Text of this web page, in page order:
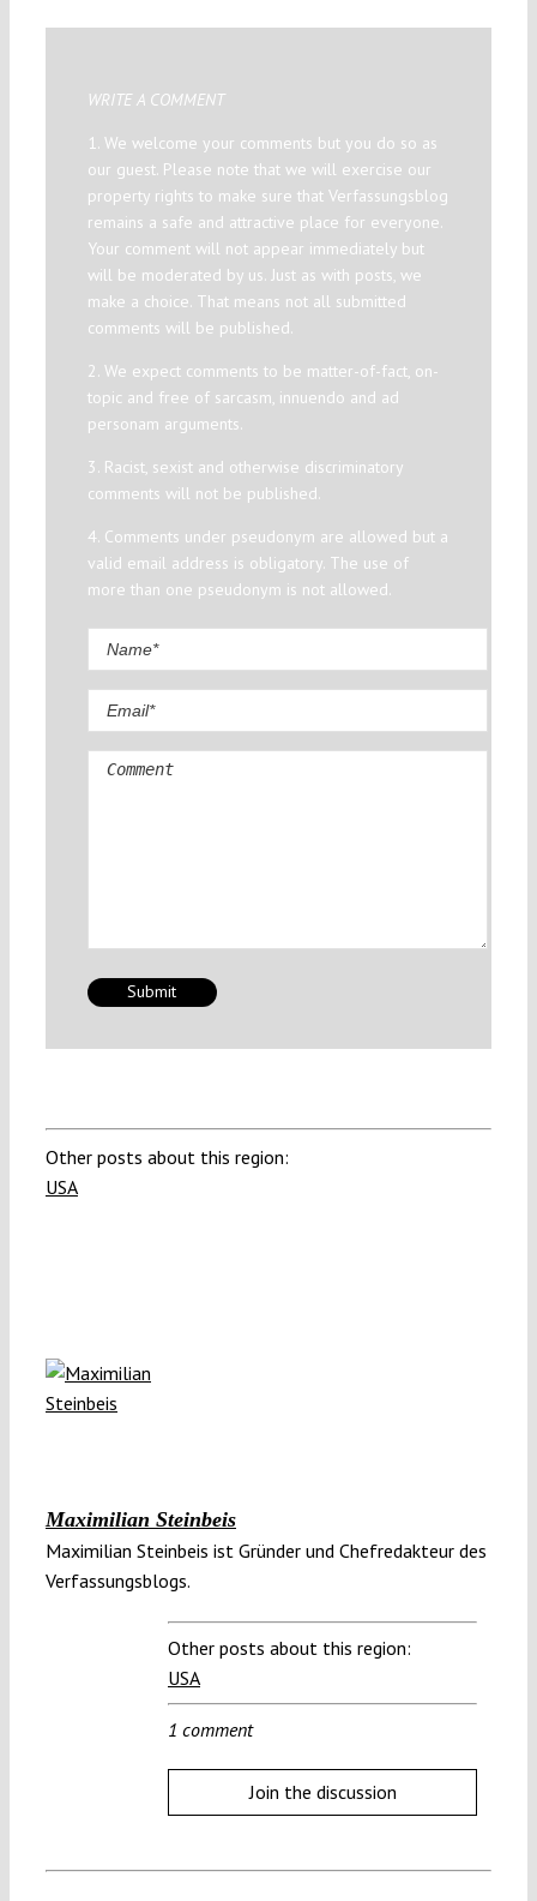
WRITE A COMMENT
1. We welcome your comments but you do so as
our guest. Please note that we will exercise our
property rights to make sure that Verfassungsblog
remains a safe and attractive place for everyone.
Your comment will not appear immediately but
will be moderated by us. Just as with posts, we
make a choice. That means not all submitted
comments will be published.
2. We expect comments to be matter-of-fact, on-
topic and free of sarcasm, innuendo and ad
personam arguments.
3. Racist, sexist and otherwise discriminatory
comments will not be published.
4. Comments under pseudonym are allowed but a
valid email address is obligatory. The use of
more than one pseudonym is not allowed.
Comment
Other posts about this region:
USA
Maximilian Steinbeis
Maximilian Steinbeis ist Gründer und Chefredakteur des
Verfassungsblogs.
Other posts about this region:
USA
1 comment
Join the discussion